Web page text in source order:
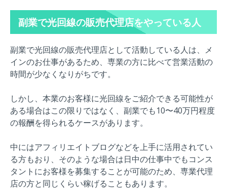
副業で光回線の販売代理店をやっている人
副業で光回線の販売代理店として活動している人は、メ
インのお仕事があるため、専業の方に比べて営業活動の
時間が少なくなりがちです。
しかし、本業のお客様に光回線をご紹介できる可能性が
ある場合はこの限りではなく、 副業でも10〜40万円程度
の報酬を得られるケースがあり ます。
中にはアフィリエイトブログなどを上手に活用されてい
る方もおり、そのような場合は日中の仕事中でもコンス
タントにお客様を募集することが可能のため、専業代理
店の方と同じくらい稼げることもあります。